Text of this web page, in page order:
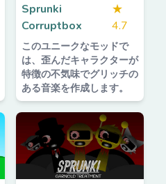
Sprunki
Corruptbox
★
4.7
このユニークなモッドで
は、歪んだキャラクターが
特徴の不気味でグリッチの
ある音楽を作成します。